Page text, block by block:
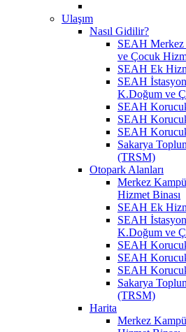
Ulaşım
Nasıl Gidilir?
SEAH Merkez
ve Çocuk
SEAH Ek
SEAH
K.Doğum ve
SEAH
SEAH
SEAH
Sakarya
(TRSM)
Otopark Alanları
Merkez
Hizmet Binası
SEAH Ek
SEAH
K.Doğum ve
SEAH
SEAH
SEAH
Sakarya
(TRSM)
Harita
Merkez